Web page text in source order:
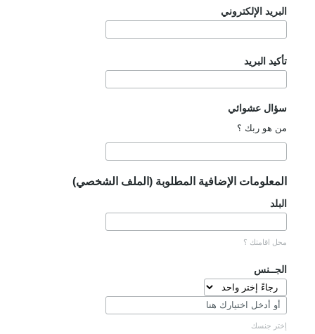
البريد الإلكتروني
تأكيد البريد
سؤال عشوائي
من هو ربك ؟
المعلومات الإضافية المطلوبة (الملف الشخصي)
البلد
محل اقامتك ؟
الجــنس
إختر جنسك